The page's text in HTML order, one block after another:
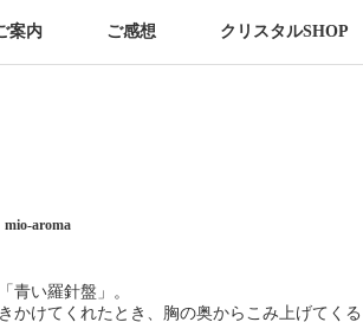
案内 ご感想 クリスタルSHOP
mio-aroma
青い羅針盤」。
かけてくれたとき、胸の奥からこみ上げてくる